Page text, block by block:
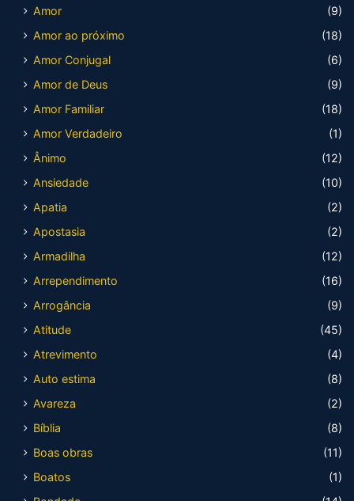
Amor
(9)
Amor ao próximo
(18)
Amor Conjugal
(6)
Amor de Deus
(9)
Amor Familiar
(18)
Amor Verdadeiro
(1)
Ânimo
(12)
Ansiedade
(10)
Apatia
(2)
Apostasia
(2)
Armadilha
(12)
Arrependimento
(16)
Arrogância
(9)
Atitude
(45)
Atrevimento
(4)
Auto estima
(8)
Avareza
(2)
Bíblia
(8)
Boas obras
(11)
Boatos
(1)